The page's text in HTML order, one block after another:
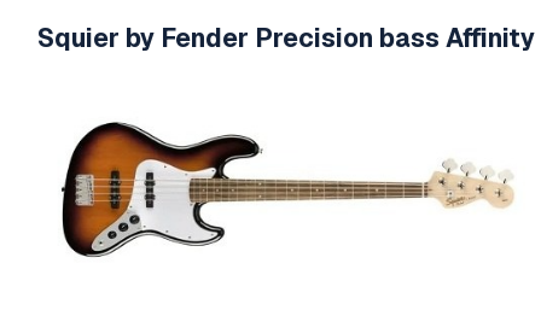
Squier by Fender Precision bass Affinity